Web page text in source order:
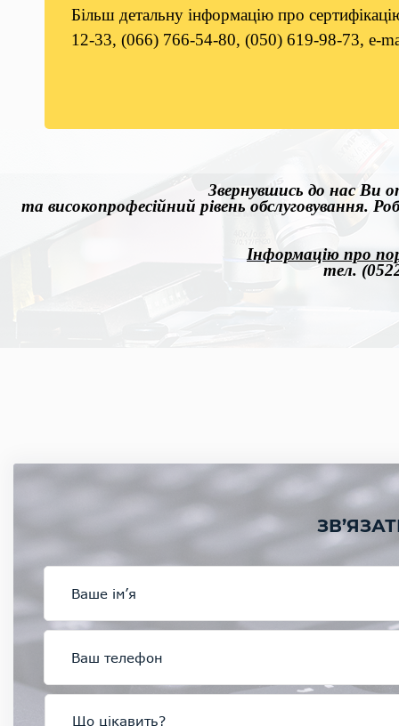
Більш детальну інформацію про
12-33, (066) 766-54-80, (050) 619-98-73, e-
Звернувшись до нас Ви
та високопрофесійний рівень обслуговування.
Інформацію про
тел.